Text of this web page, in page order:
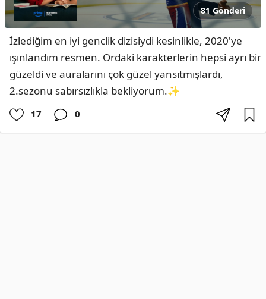
81 Gönderi
İzlediğim en iyi genclik dizisiydi kesinlikle, 2020'ye
ışınlandım resmen. Ordaki karakterlerin hepsi ayrı bir
güzeldi ve auralarını çok güzel yansıtmışlardı,
2.sezonu sabırsızlıkla bekliyorum.✨️
17 0